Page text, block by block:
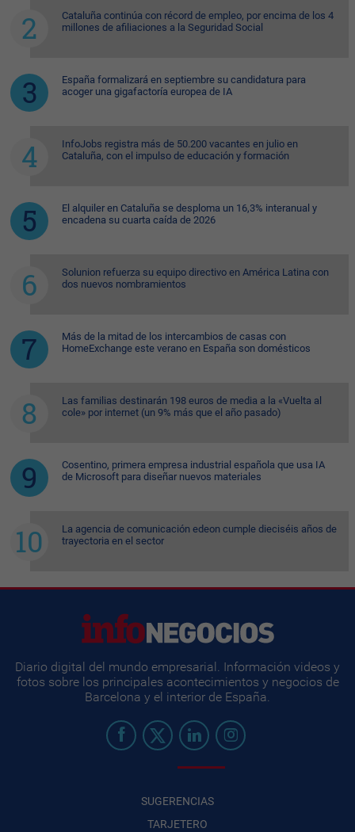
Cataluña continúa con récord de empleo, por encima de los 4
millones de afiliaciones a la Seguridad Social
España formalizará en septiembre su candidatura para
acoger una gigafactoría europea de IA
InfoJobs registra más de 50.200 vacantes en julio en
Cataluña, con el impulso de educación y formación
El alquiler en Cataluña se desploma un 16,3% interanual y
encadena su cuarta caída de 2026
Solunion refuerza su equipo directivo en América Latina con
dos nuevos nombramientos
Más de la mitad de los intercambios de casas con
HomeExchange este verano en España son domésticos
Las familias destinarán 198 euros de media a la «Vuelta al
cole» por internet (un 9% más que el año pasado)
Cosentino, primera empresa industrial española que usa IA
de Microsoft para diseñar nuevos materiales
La agencia de comunicación edeon cumple dieciséis años de
trayectoria en el sector
Diario digital del mundo empresarial. Información videos y
fotos sobre los principales acontecimientos y negocios de
Barcelona y el interior de España.
SUGERENCIAS
TARJETERO